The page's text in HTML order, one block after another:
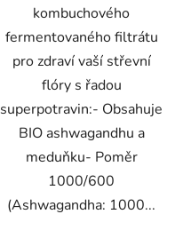
kombuchového
fermentovaného filtrátu
pro zdraví vaší střevní
flóry s řadou
superpotravin:- Obsahuje
BIO ashwagandhu a
meduňku- Poměr
1000/600
(Ashwagandha: 1000...